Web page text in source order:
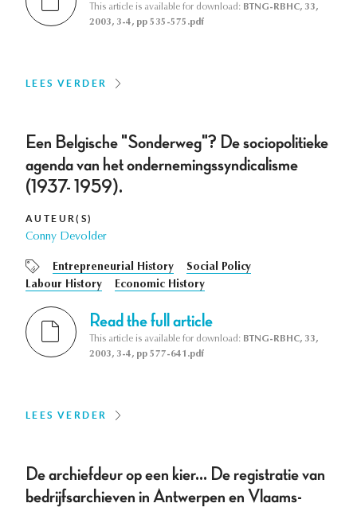
This article is available for download: BTNG-RBHC, 33,
2003, 3-4, pp 535-575.pdf
LEES VERDER
Een Belgische "Sonderweg"? De sociopolitieke
agenda van het ondernemingssyndicalisme
(1937- 1959).
AUTEUR(S)
Conny Devolder
Entrepreneurial History
Social Policy
Labour History
Economic History
Read the full article
This article is available for download: BTNG-RBHC, 33,
2003, 3-4, pp 577-641.pdf
LEES VERDER
De archiefdeur op een kier... De registratie van
bedrijfsarchieven in Antwerpen en Vlaams-